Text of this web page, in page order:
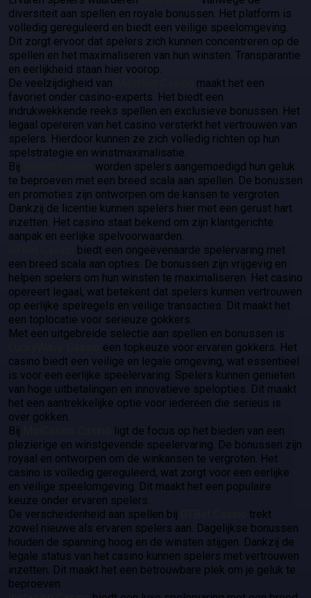
diversiteit aan spellen en royale bonussen. Het platform is
volledig gereguleerd en biedt een veilige speelomgeving.
Dit zorgt ervoor dat spelers zich kunnen concentreren op de
spellen en het maximaliseren van hun winsten. Transparantie
en eerlijkheid staan hier voorop.
De veelzijdigheid van
maakt het een
favoriet onder casino-experts. Het biedt een
indrukwekkende reeks spellen en exclusieve bonussen. Het
legaal opereren van het casino versterkt het vertrouwen van
spelers. Hierdoor kunnen ze zich volledig richten op hun
spelstrategie en winstmaximalisatie.
Bij
worden spelers aangemoedigd hun geluk
te beproeven met een breed scala aan spellen. De bonussen
en promoties zijn ontworpen om de kansen te vergroten.
Dankzij de licentie kunnen spelers hier met een gerust hart
inzetten. Het casino staat bekend om zijn klantgerichte
aanpak en eerlijke spelvoorwaarden.
biedt een ongeëvenaarde spelervaring met
een breed scala aan opties. De bonussen zijn vrijgevig en
helpen spelers om hun winsten te maximaliseren. Het casino
opereert legaal, wat betekent dat spelers kunnen vertrouwen
op eerlijke spelregels en veilige transacties. Dit maakt het
een toplocatie voor serieuze gokkers.
Met een uitgebreide selectie aan spellen en bonussen is
een topkeuze voor ervaren gokkers. Het
casino biedt een veilige en legale omgeving, wat essentieel
is voor een eerlijke speelervaring. Spelers kunnen genieten
van hoge uitbetalingen en innovatieve spelopties. Dit maakt
het een aantrekkelijke optie voor iedereen die serieus is
over gokken.
Bij
ligt de focus op het bieden van een
plezierige en winstgevende speelervaring. De bonussen zijn
royaal en ontworpen om de winkansen te vergroten. Het
casino is volledig gereguleerd, wat zorgt voor een eerlijke
en veilige speelomgeving. Dit maakt het een populaire
keuze onder ervaren spelers.
De verscheidenheid aan spellen bij
trekt
zowel nieuwe als ervaren spelers aan. Dagelijkse bonussen
houden de spanning hoog en de winsten stijgen. Dankzij de
legale status van het casino kunnen spelers met vertrouwen
inzetten. Dit maakt het een betrouwbare plek om je geluk te
beproeven.